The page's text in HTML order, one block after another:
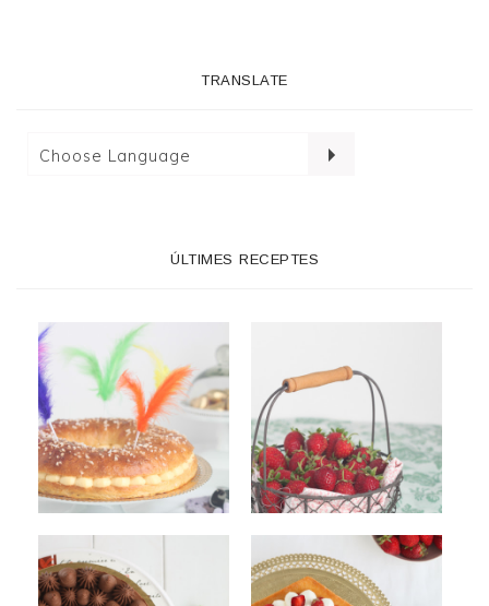
TRANSLATE
ÚLTIMES RECEPTES